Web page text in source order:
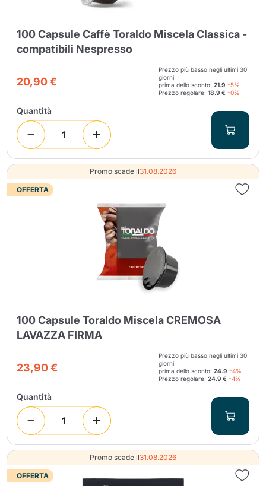
100 Capsule Caffè Toraldo Miscela Classica -
compatibili Nespresso
20,90 €
Prezzo più basso negli ultimi 30
giorni
prima dello sconto: 21.9 -5%
Prezzo regolare: 18.9 € -0%
Quantità
Promo scade il31.08.2026
OFFERTA
100 Capsule Toraldo Miscela CREMOSA
LAVAZZA FIRMA
23,90 €
Prezzo più basso negli ultimi 30
giorni
prima dello sconto: 24.9 -4%
Prezzo regolare: 24.9 € -4%
Quantità
Promo scade il31.08.2026
OFFERTA